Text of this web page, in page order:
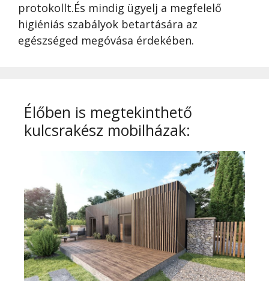
protokollt.És mindig ügyelj a megfelelő
higiéniás szabályok betartására az
egészséged megóvása érdekében.
Élőben is megtekinthető
kulcsrakész mobilházak: